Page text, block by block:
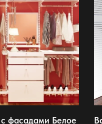
фасадами Белое